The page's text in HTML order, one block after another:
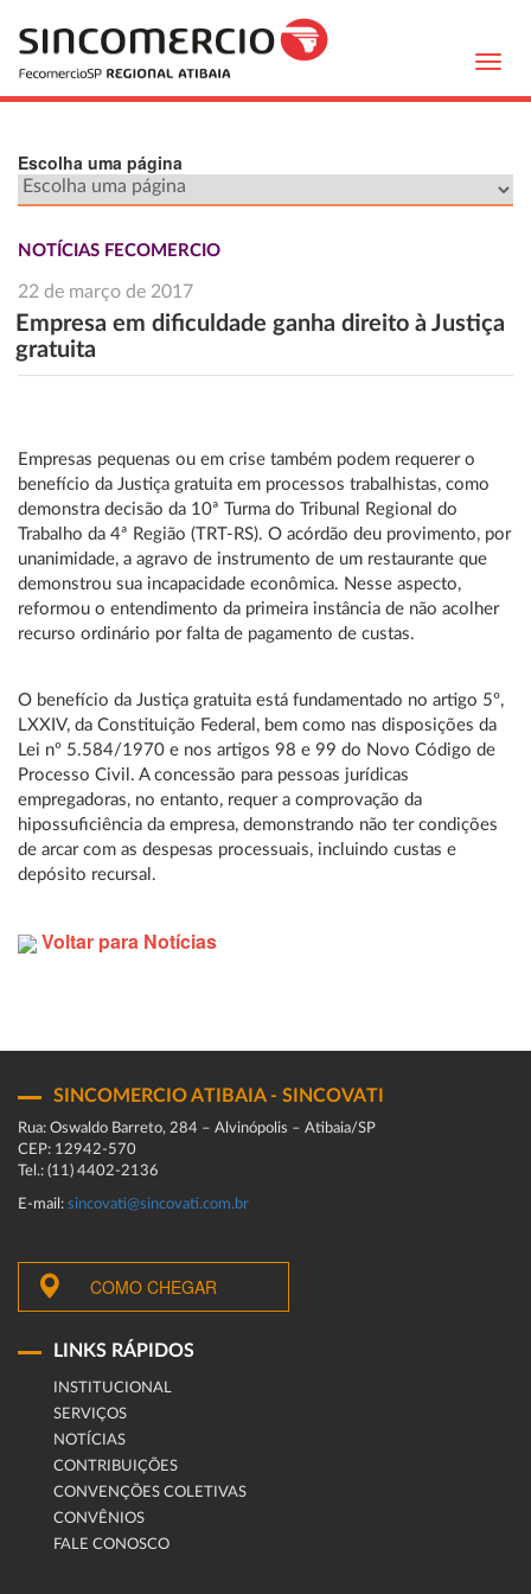
Escolha uma página
NOTÍCIAS FECOMERCIO
22 de março de 2017
Empresa em dificuldade ganha direito à Justiça
gratuita
Empresas pequenas ou em crise também podem requerer o
benefício da Justiça gratuita em processos trabalhistas, como
demonstra decisão da 10ª Turma do Tribunal Regional do
Trabalho da 4ª Região (TRT-RS). O acórdão deu provimento, por
unanimidade, a agravo de instrumento de um restaurante que
demonstrou sua incapacidade econômica. Nesse aspecto,
reformou o entendimento da primeira instância de não acolher
recurso ordinário por falta de pagamento de custas.
O benefício da Justiça gratuita está fundamentado no artigo 5º,
LXXIV, da Constituição Federal, bem como nas disposições da
Lei nº 5.584/1970 e nos artigos 98 e 99 do Novo Código de
Processo Civil. A concessão para pessoas jurídicas
empregadoras, no entanto, requer a comprovação da
hipossuficiência da empresa, demonstrando não ter condições
de arcar com as despesas processuais, incluindo custas e
depósito recursal.
Voltar para Notícias
SINCOMERCIO ATIBAIA - SINCOVATI
Rua: Oswaldo Barreto, 284 – Alvinópolis – Atibaia/SP
CEP: 12942-570
Tel.: (11) 4402-2136
E-mail: sincovati@sincovati.com.br
COMO CHEGAR
LINKS RÁPIDOS
INSTITUCIONAL
SERVIÇOS
NOTÍCIAS
CONTRIBUIÇÕES
CONVENÇÕES COLETIVAS
CONVÊNIOS
FALE CONOSCO